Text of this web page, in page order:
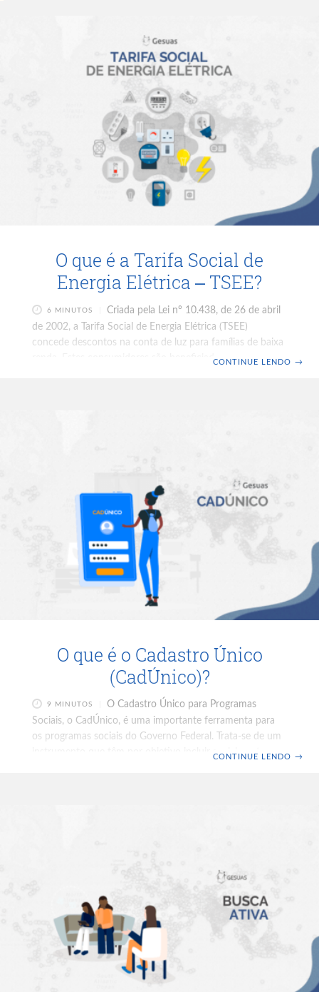
O que é a Tarifa Social de
Energia Elétrica – TSEE?
6 MINUTOS
Criada pela Lei n° 10.438, de 26 de abril
de 2002, a Tarifa Social de Energia Elétrica (TSEE)
concede descontos na conta de luz para famílias de baixa
renda. Estes consumidores são beneficiados com aCONTINUE LENDO →
O que é o Cadastro Único
(CadÚnico)?
9 MINUTOS
O Cadastro Único para Programas
Sociais, o CadÚnico, é uma importante ferramenta para
os programas sociais do Governo Federal. Trata-se de um
instrumento que têm por objetivo incluir socialmente as
CONTINUE LENDO →